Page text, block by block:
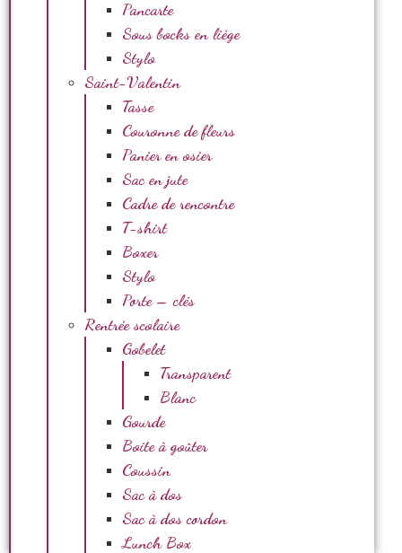
Pancarte
Sous bocks en liège
Stylo
Saint-Valentin
Tasse
Couronne de fleurs
Panier en osier
Sac en jute
Cadre de rencontre
T-shirt
Boxer
Stylo
Porte – clés
Rentrée scolaire
Gobelet
Transparent
Blanc
Gourde
Boite à goûter
Coussin
Sac à dos
Sac à dos cordon
Lunch Box